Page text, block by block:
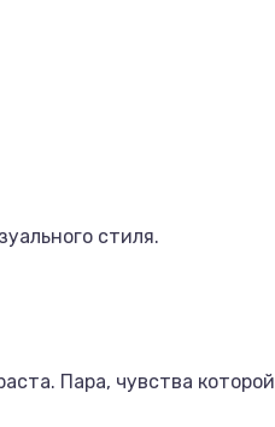
стиля.
Пара, чувства которой